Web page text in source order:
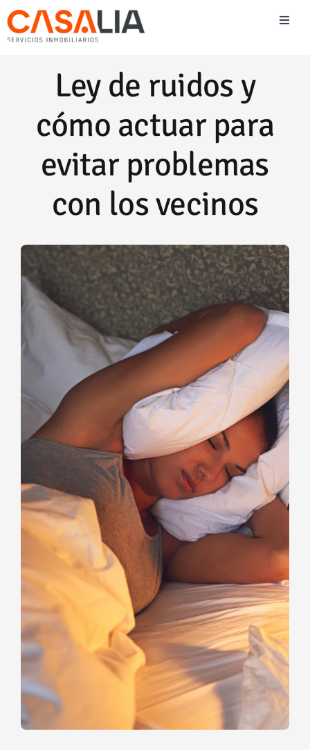
Saltar
al
contenido
Ley de ruidos y
cómo actuar para
evitar problemas
con los vecinos